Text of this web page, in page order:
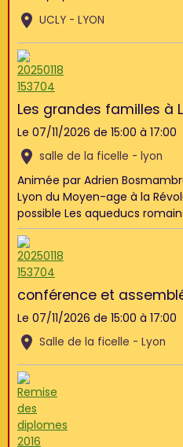
UCLY - LYON
Les grandes familles à
Le 07/11/2026 de 15:00 à 17:00
salle de la ficelle - lyon
Animée par Adrien
Lyon du Moyen-age à la
possible Les aqueducs
conférence et
Le 07/11/2026 de 15:00 à 17:00
Salle de la ficelle - Lyon